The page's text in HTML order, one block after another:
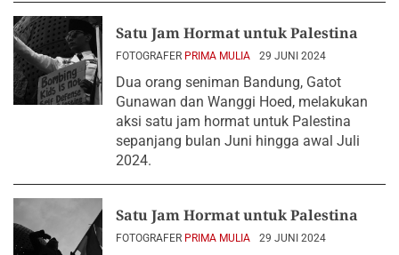
Satu Jam Hormat untuk Palestina
FOTOGRAFER PRIMA MULIA 29 JUNI 2024
Dua orang seniman Bandung, Gatot
Gunawan dan Wanggi Hoed, melakukan
aksi satu jam hormat untuk Palestina
sepanjang bulan Juni hingga awal Juli
2024.
Satu Jam Hormat untuk Palestina
FOTOGRAFER PRIMA MULIA 29 JUNI 2024